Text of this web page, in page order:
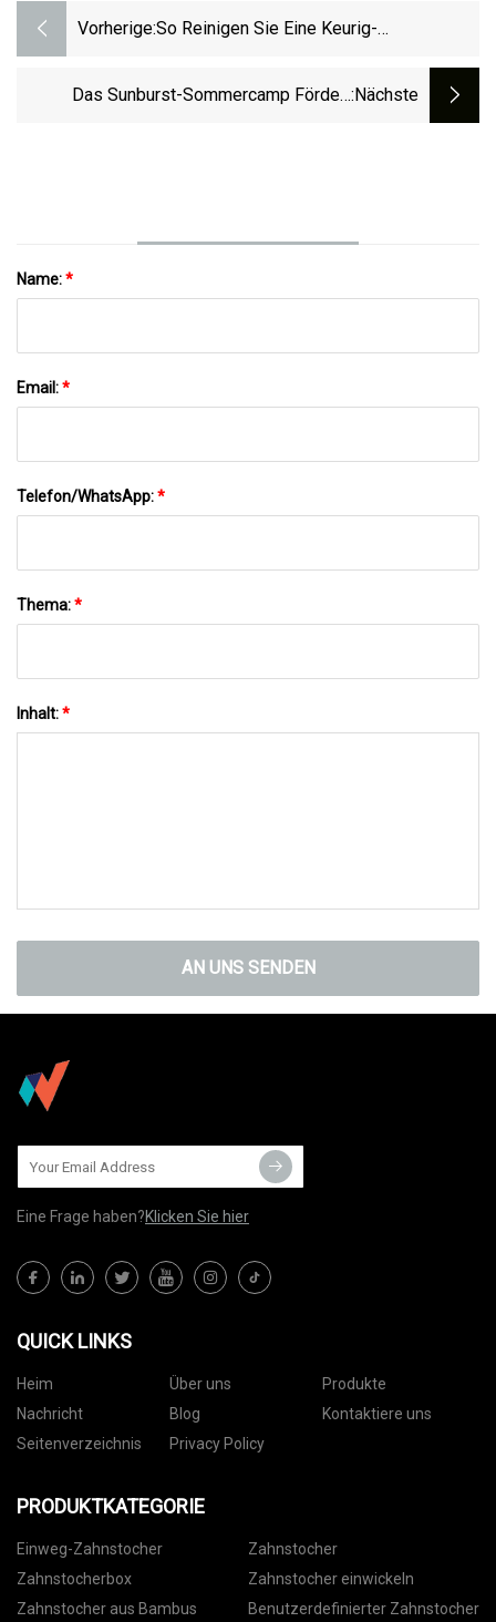
Vorherige:So Reinigen Sie Eine Keurig-
Immer Optimal Schmeckt
Das Sunburst-Sommercamp Fördert:nächste
Name:*
Email:*
Telefon/WhatsApp:*
Thema:*
Inhalt:*
AN UNS SENDEN
Eine Frage haben?Klicken Sie hier
QUICK LINKS
Heim Über uns
Produkte
Nachricht
Blog
Kontaktiere uns
Seitenverzeichnis
Privacy Policy
PRODUKTKATEGORIE
Einweg-Zahnstocher
Zahnstocher
Zahnstocherbox
Zahnstocher einwickeln
Zahnstocher aus Bambus
Benutzerdefinierter Zahnstocher